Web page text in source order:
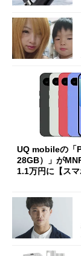
UQ mobileの「
28GB）」が
1.1万円に【スマ